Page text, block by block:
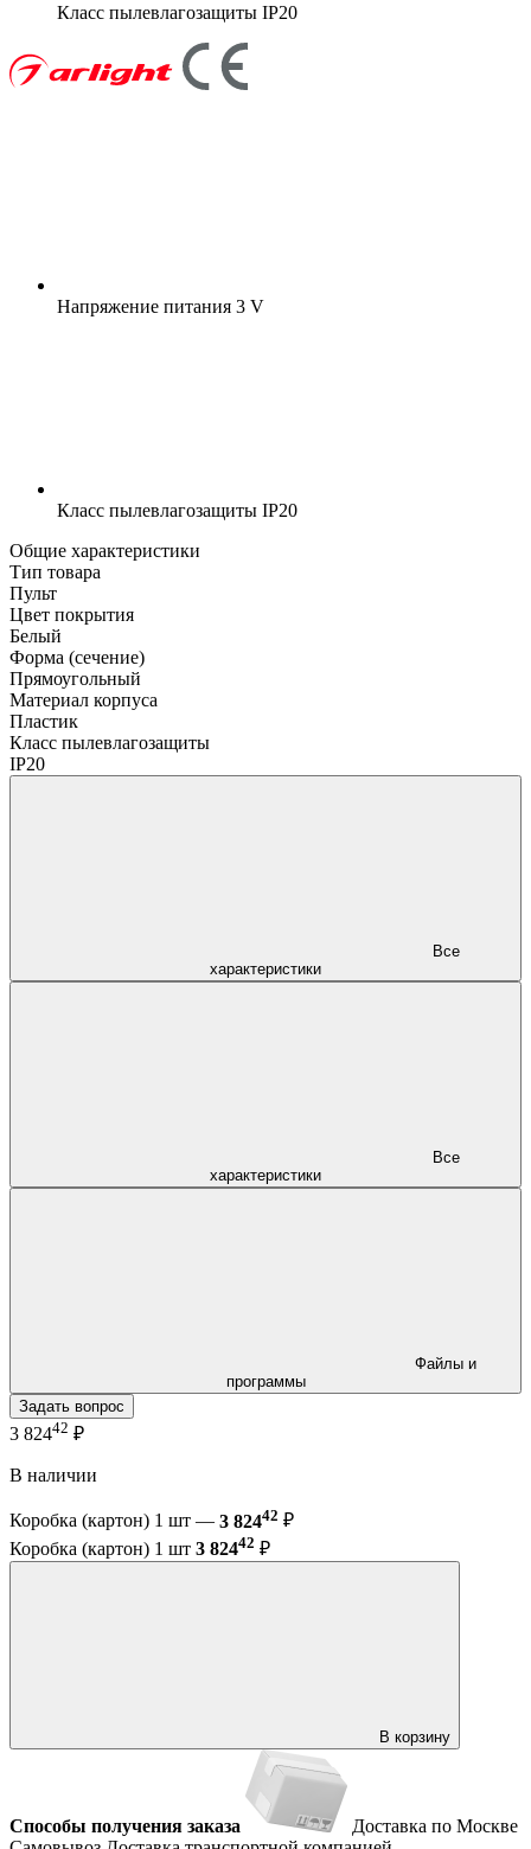
Класс пылевлагозащиты IP20
Напряжение питания 3 V
Класс пылевлагозащиты IP20
Общие характеристики
Тип товара
Пульт
Цвет покрытия
Белый
Форма (сечение)
Прямоугольный
Материал корпуса
Пластик
Класс пылевлагозащиты
IP20
характеристики
характеристики
программы
Задать вопрос
3 82442 ₽
В наличии
Коробка (картон) 1 шт — 3 82442 ₽
Коробка (картон) 1 шт 3 82442 ₽
В корзину
Способы получения заказа
Доставка по Москве